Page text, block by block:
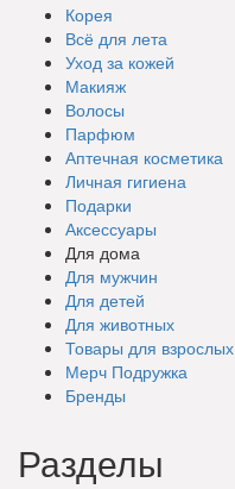
Корея
Всё для лета
Уход за кожей
Макияж
Волосы
Парфюм
Аптечная косметика
Личная гигиена
Подарки
Аксессуары
Для дома
Для мужчин
Для детей
Для животных
Товары для взрослых
Мерч Подружка
Бренды
Разделы